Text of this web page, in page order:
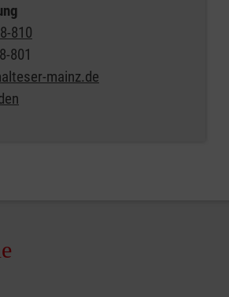
810
801
mainz.de